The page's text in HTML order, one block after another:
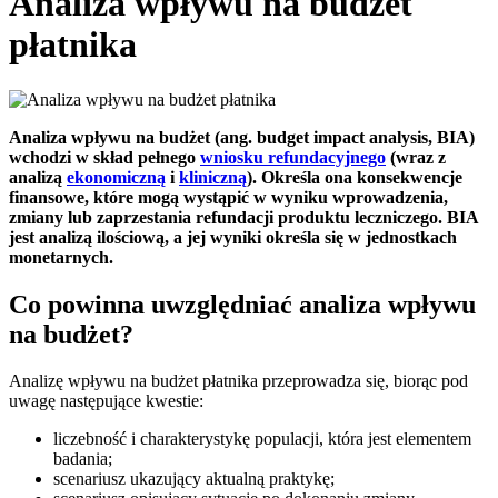
płatnika
Analiza wpływu na budżet (ang. budget impact analysis, BIA)
wchodzi w skład pełnego wniosku refundacyjnego (wraz z
analizą ekonomiczną i kliniczną). Określa ona konsekwencje
finansowe, które mogą wystąpić w wyniku wprowadzenia,
zmiany lub zaprzestania refundacji produktu leczniczego. BIA
jest analizą ilościową, a jej wyniki określa się w jednostkach
monetarnych.
Co powinna uwzględniać analiza wpływu
na budżet?
Analizę wpływu na budżet płatnika przeprowadza się, biorąc pod
uwagę następujące kwestie:
liczebność i charakterystykę populacji, która jest elementem
badania;
scenariusz ukazujący aktualną praktykę;